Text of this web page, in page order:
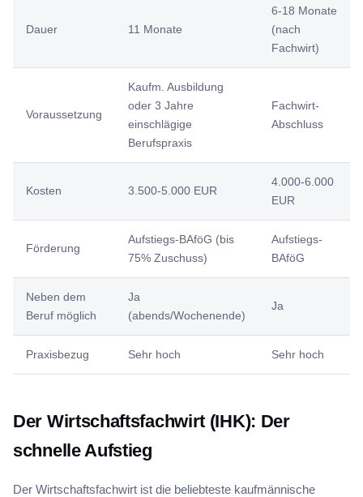
Dauer 11 Monate
6-18 Monate
(nach
Fachwirt)
Voraussetzung
Kaufm. Ausbildung
oder 3 Jahre
einschlägige
Berufspraxis
Fachwirt-
Abschluss
Kosten 3.500-5.000 EUR
4.000-6.000
EUR
Förderung
Aufstiegs-BAföG (bis
75% Zuschuss)
Aufstiegs-
BAföG
Neben dem
Beruf möglich
Ja
(abends/Wochenende)
Ja
Praxisbezug Sehr hoch Sehr hoch
Der Wirtschaftsfachwirt (IHK): Der
schnelle Aufstieg
Der Wirtschaftsfachwirt ist die beliebteste kaufmännische